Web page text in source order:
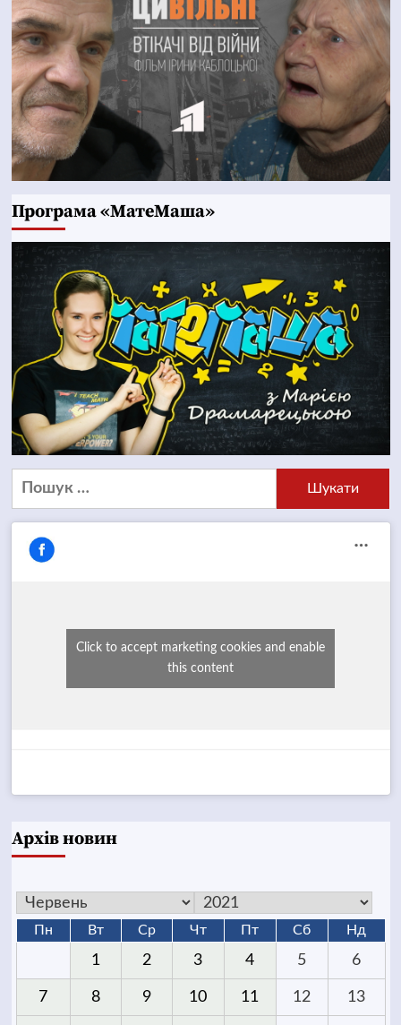
Програма «МатеМаша»
Пошук:
Click to accept marketing cookies and enable
this content
Архів новин
Пн Вт Ср Чт Пт Сб Нд
1 2 3 4 5 6
7 8 9 10 11 12 13